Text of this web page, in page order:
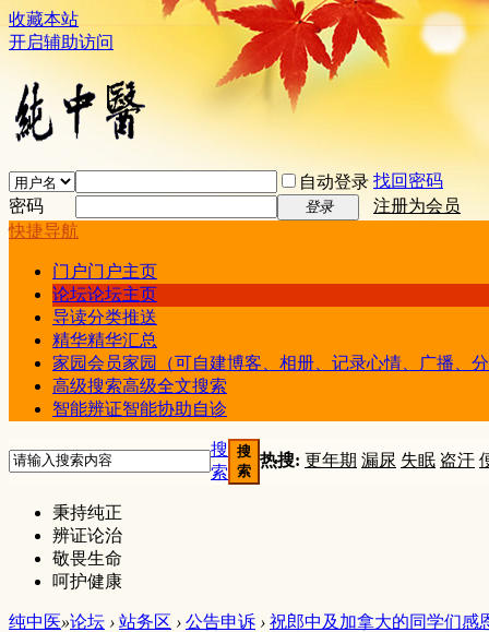
收藏本站
开启辅助访问
自动登录 找回密码
密码
登录
注册为会员
快捷导航
门户门户主页
论坛论坛主页
导读分类推送
精华精华汇总
家园会员家园（可自建博客、相册、记录心情、广播、
高级搜索高级全文搜索
智能辨证智能协助自诊
搜
索
搜
索
热搜: 更年期 漏尿 失眠 盗汗
秉持纯正
辨证论治
敬畏生命
呵护健康
纯中医»论坛 › 站务区 › 公告申诉 › 祝郎中及加拿大的同学们感